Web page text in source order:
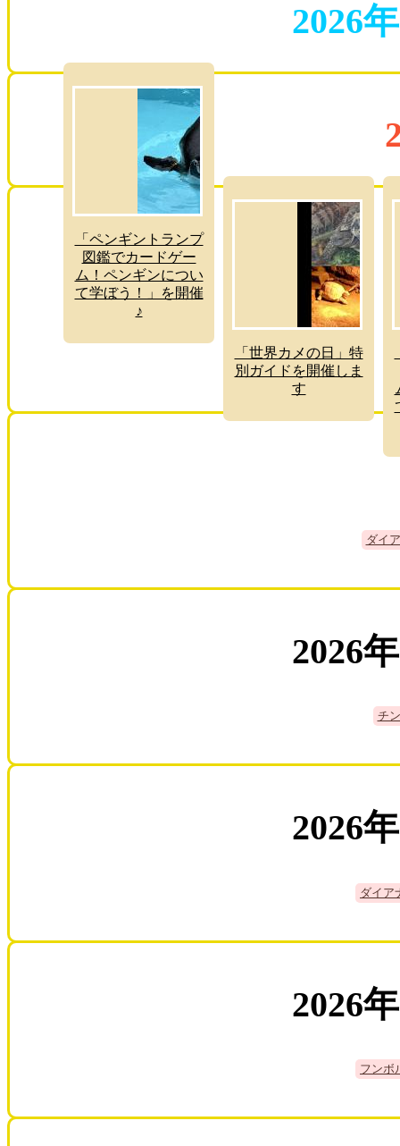
2026
「ペンギントランプ
図鑑でカードゲー
ム！ペンギンについ
て学ぼう！」を開催
♪
「世界カメの日」特
別ガイドを開催しま
す
ダイ
2026
チ
2026
ダイア
2026
フンボ